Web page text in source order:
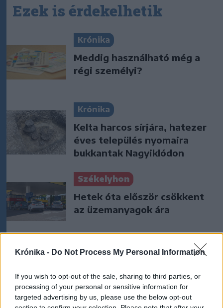
Krónika - Do Not Process My Personal Information
If you wish to opt-out of the sale, sharing to third parties, or
processing of your personal or sensitive information for
targeted advertising by us, please use the below opt-out
Ezek is érdekelhetik
Krónika
Meddig használható még a
régi személyi?
Krónika
Kelta harcos sírjára, hatezer
éves település nyomaira
bukkantak Nagyiklódon
Székelyhon
Hetek óta először csökkent
az üzemanyagok ára
Székelyhon
emlékszik vissza a kedd esti
balesetre a csíkszeredai
családfő